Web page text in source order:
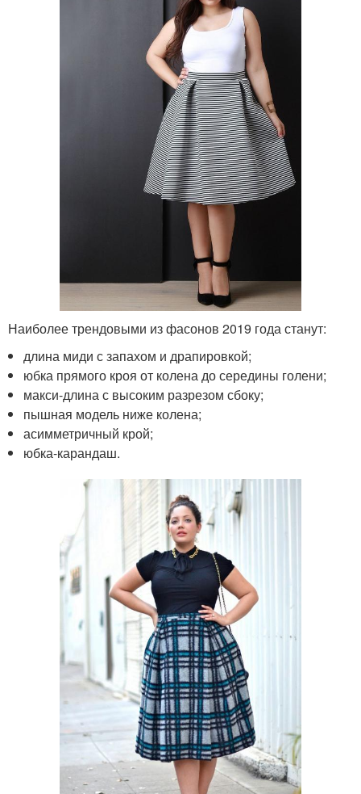
Наиболее трендовыми из фасонов 2019 года станут:
длина миди с запахом и драпировкой;
юбка прямого кроя от колена до середины голени;
макси-длина с высоким разрезом сбоку;
пышная модель ниже колена;
асимметричный крой;
юбка-карандаш.